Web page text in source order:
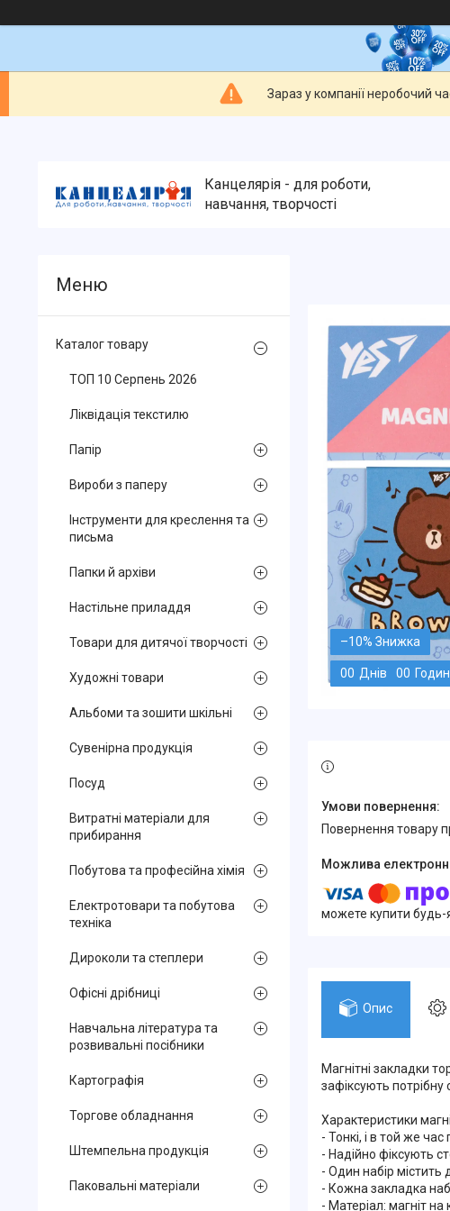
Зараз у компанії неробочий
Канцелярія - для роботи,
навчання, творчості
–10%
00 Днів 00 Годин
повернення товару
можете купити будь-
Опис
Магнітні закладки
зафіксують потрібну
Характеристики
- Тонкі, і в той же
- Надійно фіксують
- Один набір
- Кожна закладка
- Матеріал: магніт
Каталог товару
ТОП 10 Серпень 2026
Ліквідація текстилю
Папір
Вироби з паперу
Інструменти для креслення та
письма
Папки й архіви
Настільне приладдя
Товари для дитячої творчості
Художні товари
Альбоми та зошити шкільні
Сувенірна продукція
Посуд
Витратні матеріали для
прибирання
Побутова та професійна хімія
Електротовари та побутова
техніка
Дироколи та степлери
Офісні дрібниці
Навчальна література та
розвивальні посібники
Картографія
Торгове обладнання
Штемпельна продукція
Паковальні матеріали